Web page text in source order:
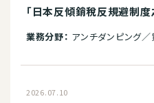
「日本反傾銷稅反規避制度
業務分野： アンチダンピング
2026.07.10